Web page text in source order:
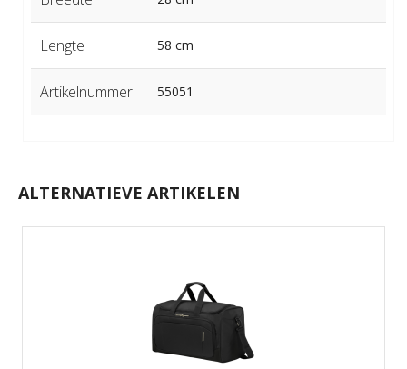
Lengte 58 cm
Artikelnummer 55051
ALTERNATIEVE ARTIKELEN